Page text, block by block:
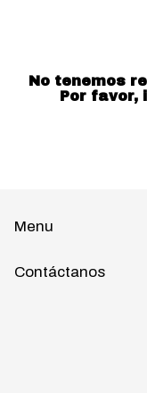
No tenemos
Por favor,
Menu
Contáctanos